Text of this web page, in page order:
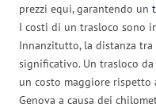
prezzi equi, garantendo un
I costi di un trasloco sono
Innanzitutto, la distanza
significativo. Un trasloco da
un costo maggiore rispetto
Genova a causa dei